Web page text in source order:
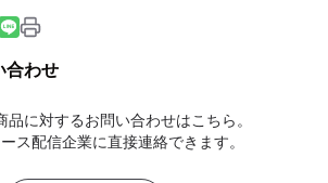
合わせ
品に対するお問い合わせはこちら。
ス配信企業に直接連絡できます。